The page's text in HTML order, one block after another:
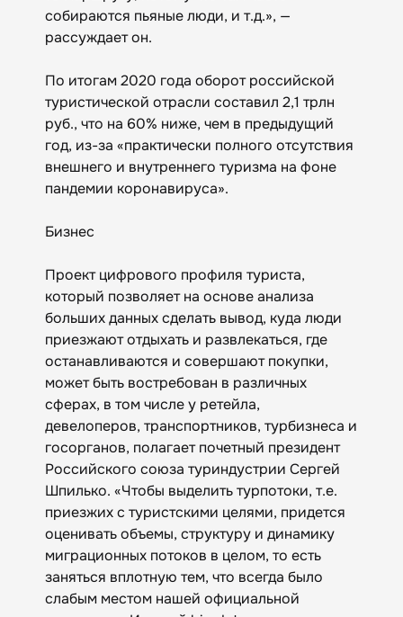
собираются пьяные люди, и т.д.», —
рассуждает он.
По итогам 2020 года оборот российской
туристической отрасли составил 2,1 трлн
руб., что на 60% ниже, чем в предыдущий
год, из-за «практически полного отсутствия
внешнего и внутреннего туризма на фоне
пандемии коронавируса».
Бизнес
Проект цифрового профиля туриста,
который позволяет на основе анализа
больших данных сделать вывод, куда люди
приезжают отдыхать и развлекаться, где
останавливаются и совершают покупки,
может быть востребован в различных
сферах, в том числе у ретейла,
девелоперов, транспортников, турбизнеса и
госорганов, полагает почетный президент
Российского союза туриндустрии Сергей
Шпилько. «Чтобы выделить турпотоки, т.е.
приезжих с туристскими целями, придется
оценивать объемы, структуру и динамику
миграционных потоков в целом, то есть
заняться вплотную тем, что всегда было
слабым местом нашей официальной